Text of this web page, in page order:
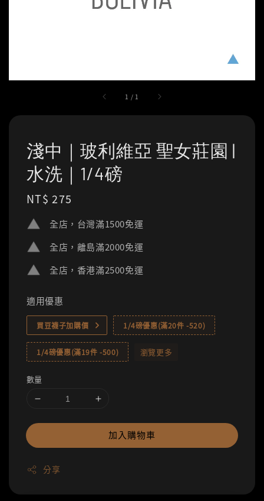
1 / 1
淺中｜玻利維亞 聖女莊園 |
水洗｜1/4磅
Regular
NT$ 275
全店，台灣滿1500免運
全店，離島滿2000免運
全店，香港滿2500免運
適用優惠
買豆襪子加購價 1/4磅優惠(滿20件 -520)
1/4磅優惠(滿19件 -500) 瀏覽更多
數量
加入購物車
分享